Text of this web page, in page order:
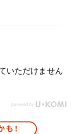
いただけません
！